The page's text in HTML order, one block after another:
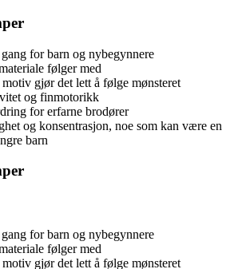
for barn og nybegynnere
følger med
gjør det lett å følge mønsteret
og finmotorikk
for erfarne brodører
og konsentrasjon, noe som kan være en
barn
for barn og nybegynnere
følger med
gjør det lett å følge mønsteret